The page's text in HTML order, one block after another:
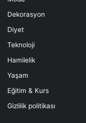
Dekorasyon
Diyet
Teknoloji
Hamilelik
Yaşam
Eğitim & Kurs
Gizlilik politikası